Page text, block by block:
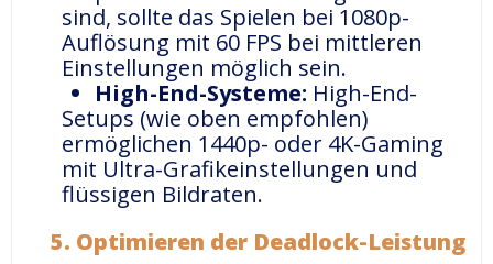
sind, sollte das Spielen bei 1080p-
Auflösung mit 60 FPS bei mittleren
Einstellungen möglich sein.
High-End-Systeme: High-End-
Setups (wie oben empfohlen)
ermöglichen 1440p- oder 4K-Gaming
mit Ultra-Grafikeinstellungen und
flüssigen Bildraten.
5. Optimieren der Deadlock-Leistung